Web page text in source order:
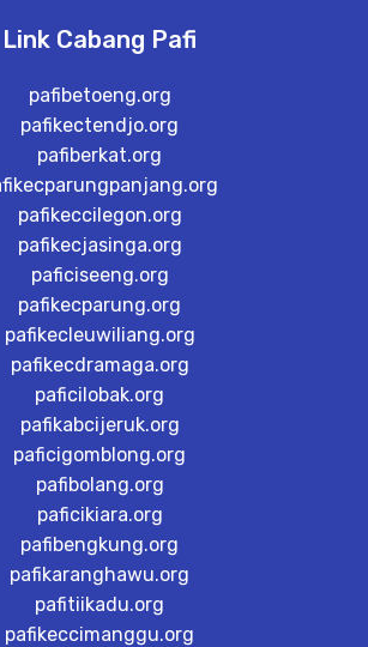
Link Cabang Pafi
pafibetoeng.org
pafikectendjo.org
pafiberkat.org
pafikeccilegon.org
pafikecjasinga.org
paficiseeng.org
pafikecparung.org
pafikecleuwiliang.org
pafikecdramaga.org
paficilobak.org
pafikabcijeruk.org
paficigomblong.org
pafibolang.org
paficikiara.org
pafibengkung.org
pafikaranghawu.org
pafitiikadu.org
pafikeccimanggu.org